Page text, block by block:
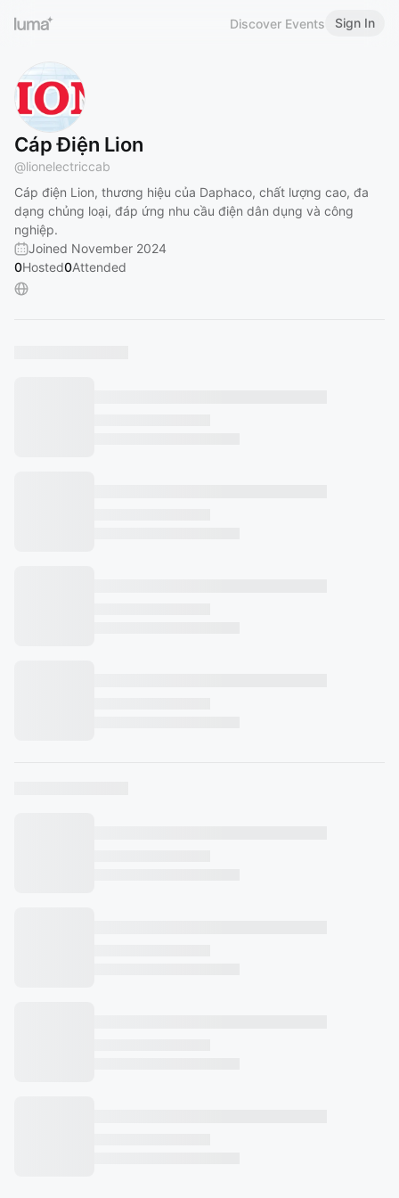
Discover Events Sign In
Cáp Điện Lion
@lionelectriccab
Cáp điện Lion, thương hiệu của Daphaco, chất lượng cao, đa
dạng chủng loại, đáp ứng nhu cầu điện dân dụng và công
nghiệp.
Joined November 2024
0Hosted0Attended